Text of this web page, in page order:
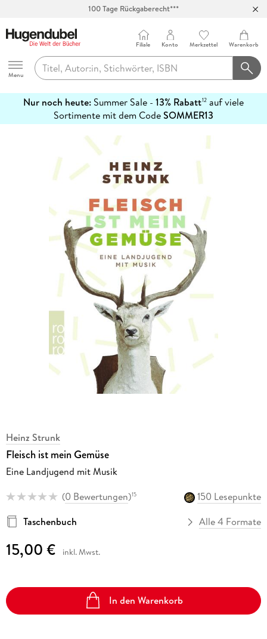
100 Tage Rückgaberecht***
Hugendubel
Menu
Filiale Konto Merkzettel Warenkorb
Nur noch heute: Summer Sale - 13% Rabatt12 auf viele
Sortimente mit dem CodeSOMMER13
erfahren
Heinz Strunk
Fleisch ist mein Gemüse
Eine Landjugend mit Musik
(0 Bewertungen)15
150 Lesepunkte
Taschenbuch
Alle 4 Formate
15,00 € inkl. Mwst.
In den Warenkorb